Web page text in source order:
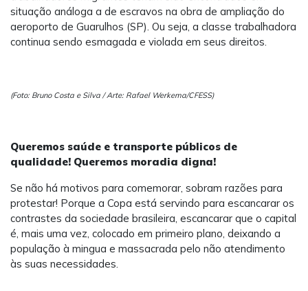
situação análoga a de escravos na obra de ampliação do
aeroporto de Guarulhos (SP). Ou seja, a classe trabalhadora
continua sendo esmagada e violada em seus direitos.
(Foto: Bruno Costa e Silva / Arte: Rafael Werkema/CFESS)
Queremos saúde e transporte públicos de
qualidade! Queremos moradia digna!
Se não há motivos para comemorar, sobram razões para
protestar! Porque a Copa está servindo para escancarar os
contrastes da sociedade brasileira, escancarar que o capital
é, mais uma vez, colocado em primeiro plano, deixando a
população à mingua e massacrada pelo não atendimento
às suas necessidades.